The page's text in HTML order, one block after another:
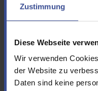
Zustimmung
Diese Webseite
Wir verwenden
der Website zu
Daten sind keine